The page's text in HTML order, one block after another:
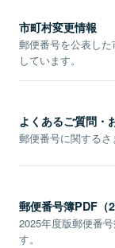
市町村変更情報
郵便番号を公表し
しています。
よくあるご質問・
郵便番号に関するさ
郵便番号簿PDF（
2025年度版郵便番
す。